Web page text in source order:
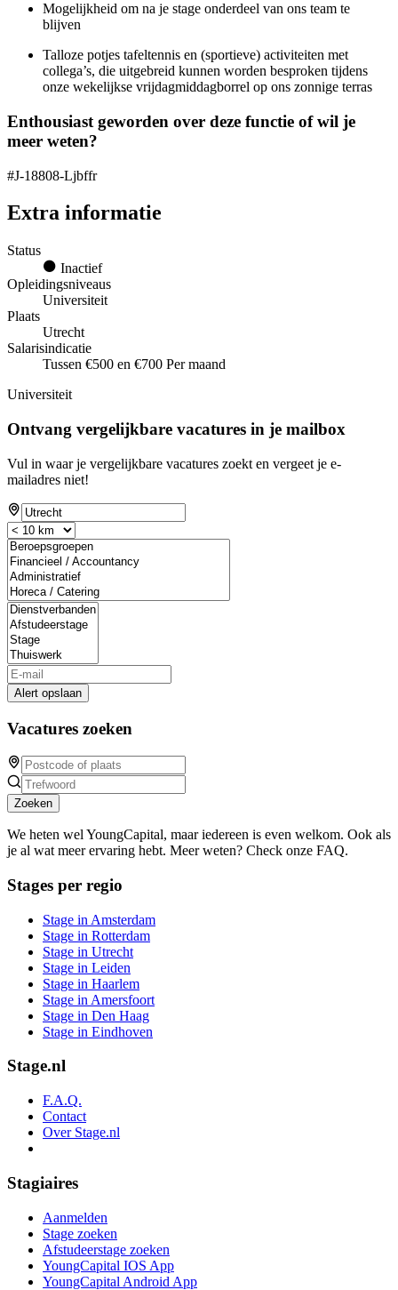
Mogelijkheid om na je stage onderdeel van ons team te
blijven
Talloze potjes tafeltennis en (sportieve) activiteiten met
collega’s, die uitgebreid kunnen worden besproken tijdens
onze wekelijkse vrijdagmiddagborrel op ons zonnige terras
Enthousiast geworden over deze functie of wil je
meer weten?
#J-18808-Ljbffr
Extra informatie
Status
Inactief
Opleidingsniveaus
Universiteit
Plaats
Utrecht
Salarisindicatie
Tussen €500 en €700 Per maand
Universiteit
Ontvang vergelijkbare vacatures in je mailbox
Vul in waar je vergelijkbare vacatures zoekt en vergeet je e-
mailadres niet!
Alert opslaan
Vacatures zoeken
Zoeken
We heten wel YoungCapital, maar iedereen is even welkom. Ook als
je al wat meer ervaring hebt. Meer weten? Check onze FAQ.
Stages per regio
Stage in Amsterdam
Stage in Rotterdam
Stage in Utrecht
Stage in Leiden
Stage in Haarlem
Stage in Amersfoort
Stage in Den Haag
Stage in Eindhoven
Stage.nl
F.A.Q.
Contact
Over Stage.nl
Stagiaires
Aanmelden
Stage zoeken
Afstudeerstage zoeken
YoungCapital IOS App
YoungCapital Android App